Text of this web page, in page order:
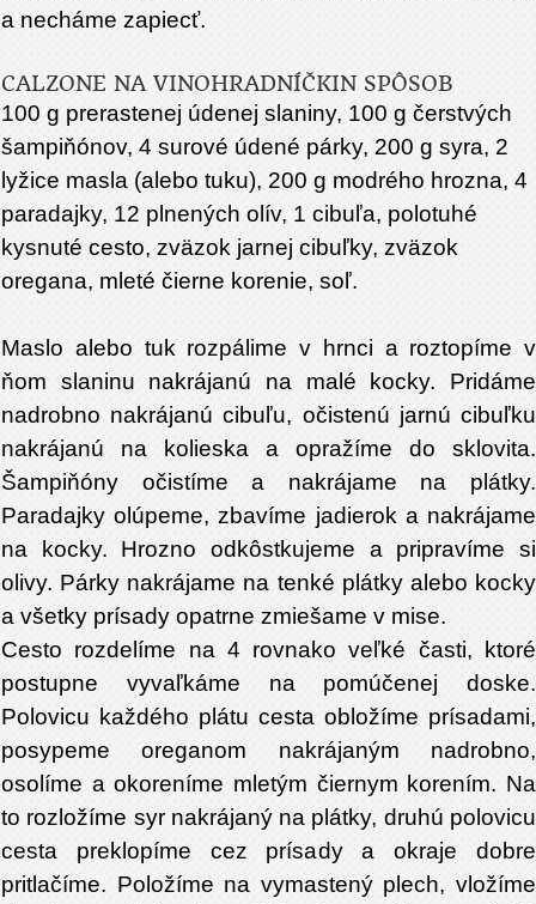
a necháme zapiecť.
CALZONE NA VINOHRADNÍČKIN SPÔSOB
100 g prerastenej údenej slaniny, 100 g čerstvých
šampiňónov, 4 surové údené párky, 200 g syra, 2
lyžice masla (alebo tuku), 200 g modrého hrozna, 4
paradajky, 12 plnených olív, 1 cibuľa, polotuhé
kysnuté cesto, zväzok jarnej cibuľky, zväzok
oregana, mleté čierne korenie, soľ.
Maslo alebo tuk rozpálime v hrnci a roztopíme v
ňom slaninu nakrájanú na malé kocky. Pridáme
nadrobno nakrájanú cibuľu, očistenú jarnú cibuľku
nakrájanú na kolieska a opražíme do sklovita.
Šampiňóny očistíme a nakrájame na plátky.
Paradajky olúpeme, zbavíme jadierok a nakrájame
na kocky. Hrozno odkôstkujeme a pripravíme si
olivy. Párky nakrájame na tenké plátky alebo kocky
a všetky prísady opatrne zmiešame v mise.
Cesto rozdelíme na 4 rovnako veľké časti, ktoré
postupne vyvaľkáme na pomúčenej doske.
Polovicu každého plátu cesta obložíme prísadami,
posypeme oreganom nakrájaným nadrobno,
osolíme a okoreníme mletým čiernym korením. Na
to rozložíme syr nakrájaný na plátky, druhú polovicu
cesta preklopíme cez prísady a okraje dobre
pritlačíme. Položíme na vymastený plech, vložíme